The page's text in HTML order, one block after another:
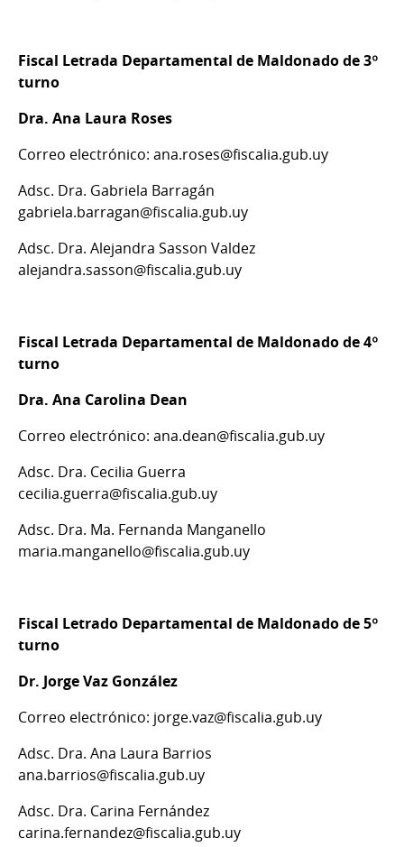
Fiscal Letrada Departamental de Maldonado de 3º
turno
Dra. Ana Laura Roses
Correo electrónico: ana.roses@fiscalia.gub.uy
Adsc. Dra. Gabriela Barragán
gabriela.barragan@fiscalia.gub.uy
Adsc. Dra. Alejandra Sasson Valdez
alejandra.sasson@fiscalia.gub.uy
Fiscal Letrada Departamental de Maldonado de 4º
turno
Dra. Ana Carolina Dean
Correo electrónico: ana.dean@fiscalia.gub.uy
Adsc. Dra. Cecilia Guerra
cecilia.guerra@fiscalia.gub.uy
Adsc. Dra. Ma. Fernanda Manganello
maria.manganello@fiscalia.gub.uy
Fiscal Letrado Departamental de Maldonado de 5º
turno
Dr. Jorge Vaz González
Correo electrónico: jorge.vaz@fiscalia.gub.uy
Adsc. Dra. Ana Laura Barrios
ana.barrios@fiscalia.gub.uy
Adsc. Dra. Carina Fernández
carina.fernandez@fiscalia.gub.uy